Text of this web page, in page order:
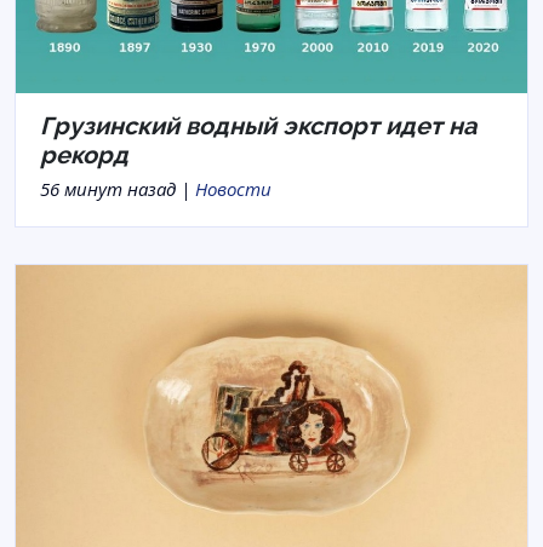
Грузинский водный экспорт идет на
рекорд
56 минут назад | Новости